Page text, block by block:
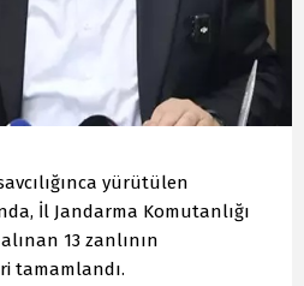
yürütülen
İl Jandarma Komutanlığı
13 zanlının
tamamlandı.